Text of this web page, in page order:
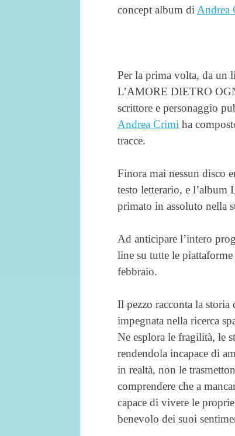
concept album di Andrea
Per la prima volta, da un
L’AMORE DIETRO
scrittore e personaggio
Andrea Crimi ha
tracce.
Finora mai nessun disco
testo letterario, e
primato in assoluto nella
Ad anticipare l’intero
line su tutte le
febbraio.
Il pezzo racconta la
impegnata nella ricerca
Ne esplora le fragilità, le
rendendola incapace di
in realtà, non le
comprendere che a
capace di vivere le
benevolo dei suoi